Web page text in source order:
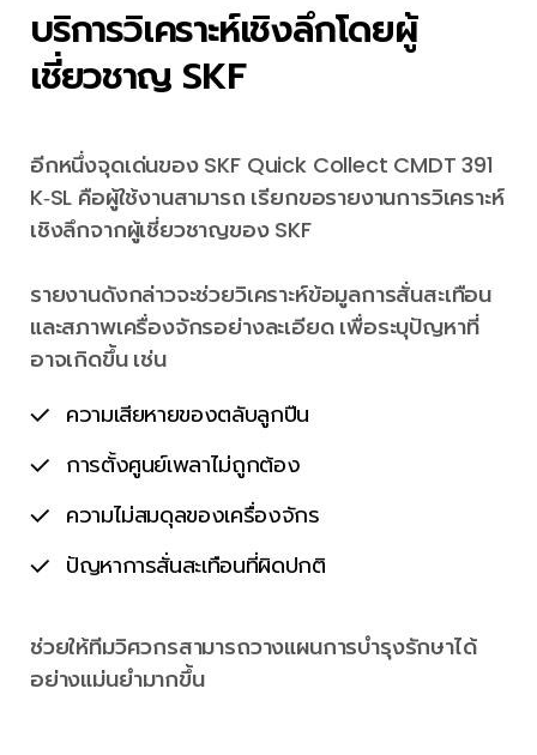
บริการวิเคราะห์เชิงลึกโดยผู้
เชี่ยวชาญ SKF
อีกหนึ่งจุดเด่นของ SKF Quick Collect CMDT 391
K‑SL คือผู้ใช้งานสามารถ เรียกขอรายงานการวิเคราะห์
เชิงลึกจากผู้เชี่ยวชาญของ SKF
รายงานดังกล่าวจะช่วยวิเคราะห์ข้อมูลการสั่นสะเทือน
และสภาพเครื่องจักรอย่างละเอียด เพื่อระบุปัญหาที่
อาจเกิดขึ้น เช่น
ความเสียหายของตลับลูกปืน
การตั้งศูนย์เพลาไม่ถูกต้อง
ความไม่สมดุลของเครื่องจักร
ปัญหาการสั่นสะเทือนที่ผิดปกติ
ช่วยให้ทีมวิศวกรสามารถวางแผนการบำรุงรักษาได้
อย่างแม่นยำมากขึ้น